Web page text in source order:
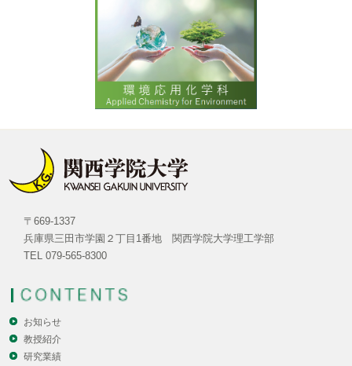
〒669-1337
兵庫県三田市学園２丁目1番地 関西学院大学理工学部
TEL 079-565-8300
お知らせ
教授紹介
研究業績